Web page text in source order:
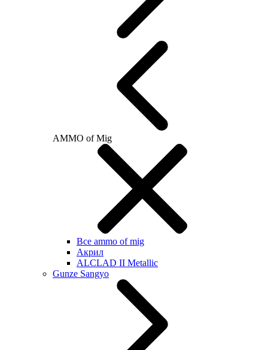
AMMO of Mig
Все ammo of mig
Акрил
ALCLAD II Metallic
Gunze Sangyo